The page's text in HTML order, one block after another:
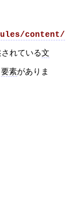
content/
れている文
要素がありま